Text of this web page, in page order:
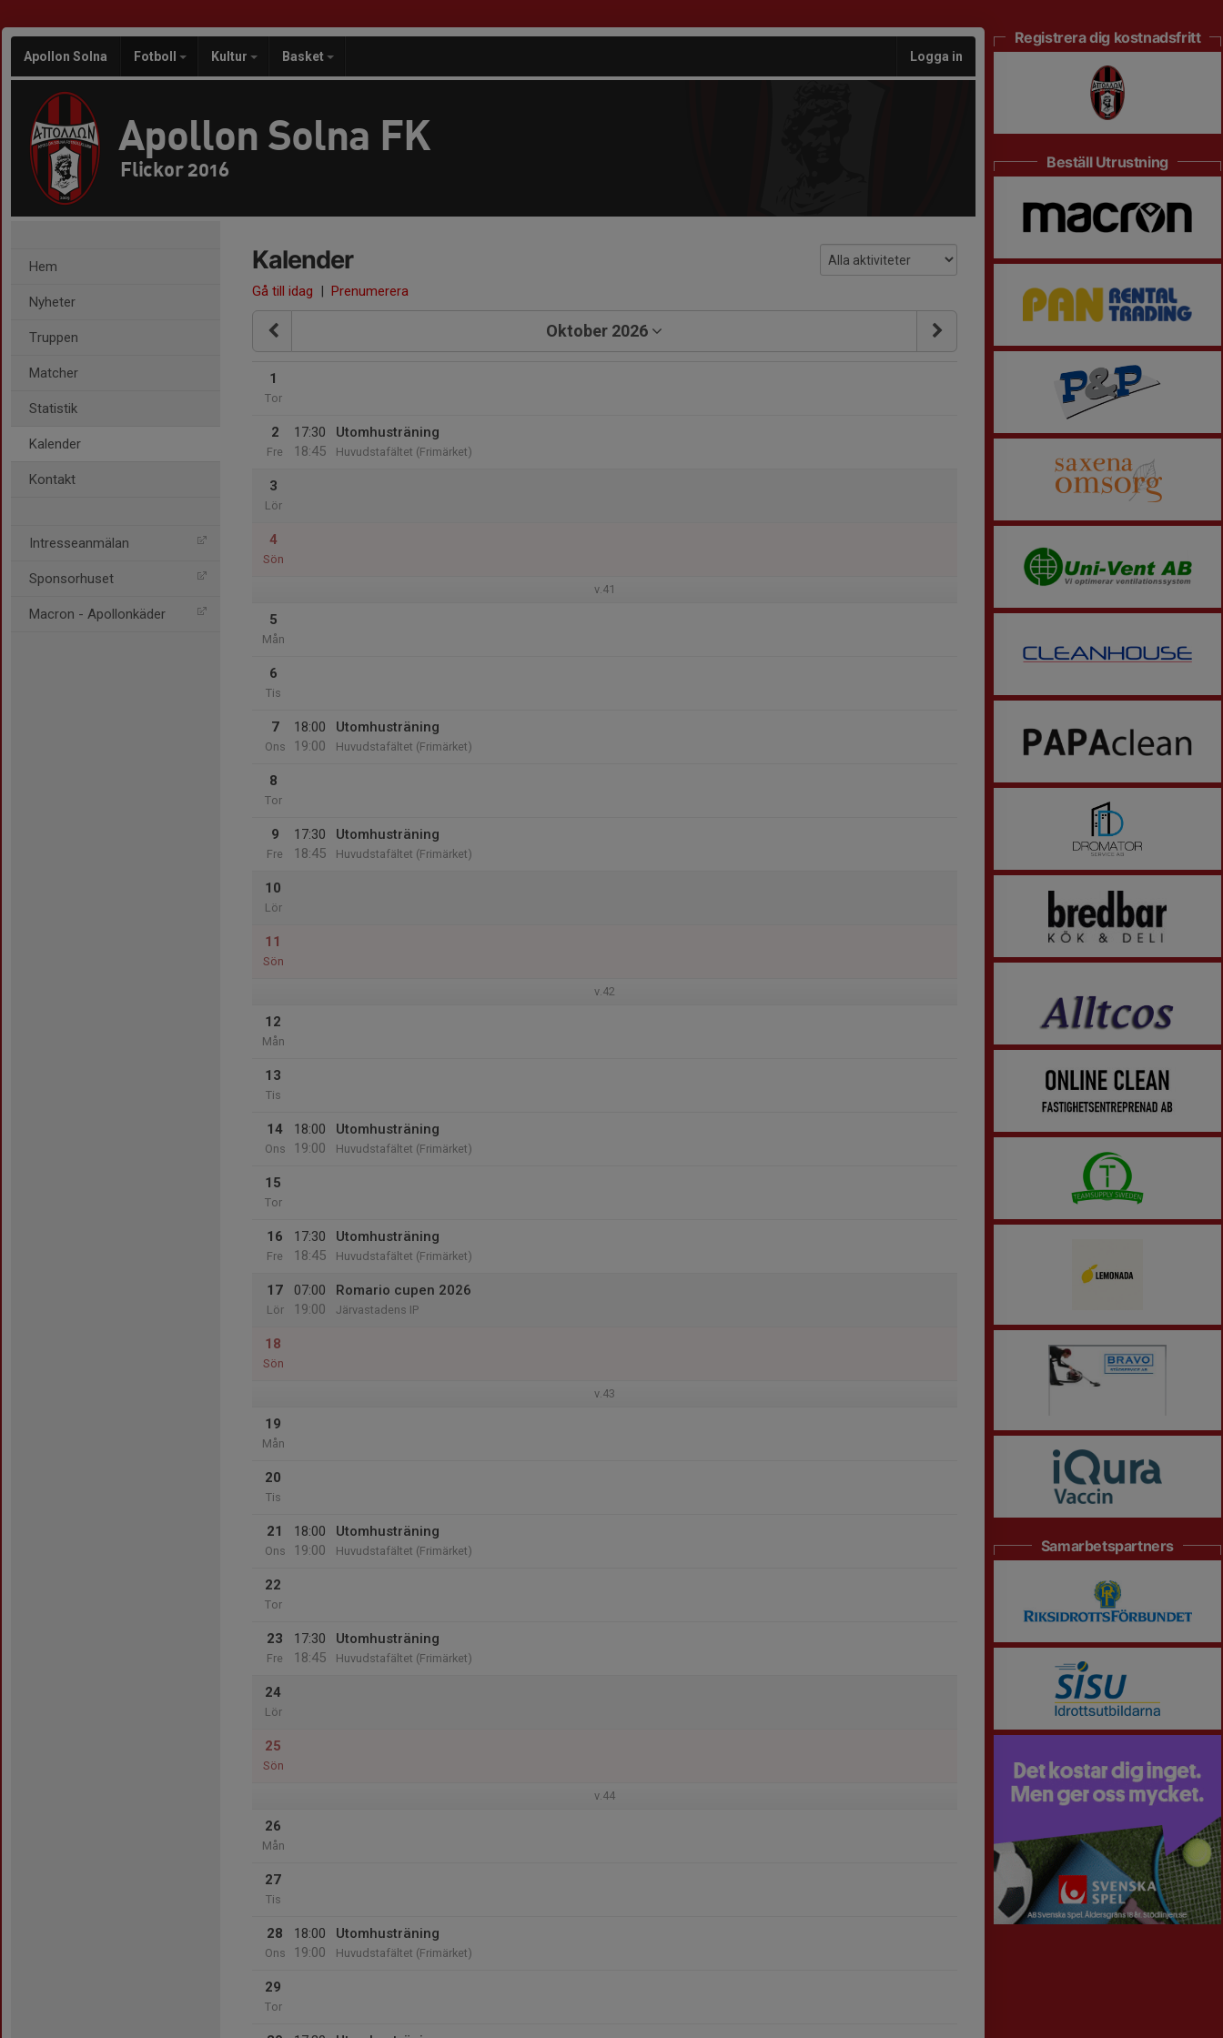
Apollon Solna Fotboll Kultur Basket Logga in
Apollon Solna FK
Flickor 2016
Hem
Nyheter
Truppen
Matcher
Statistik
Kalender
Kontakt
Intresseanmälan
Sponsorhuset
Macron - Apollonkäder
Kalender
Gå till idag | Prenumerera
Oktober 2026
1
Tor
2
Fre
17:30
18:45
Utomhusträning
Huvudstafältet (Frimärket)
3
Lör
4
Sön
v.41
5
Mån
6
Tis
7
Ons
18:00
19:00
Utomhusträning
Huvudstafältet (Frimärket)
8
Tor
9
Fre
17:30
18:45
Utomhusträning
Huvudstafältet (Frimärket)
10
Lör
11
Sön
v.42
12
Mån
13
Tis
14
Ons
18:00
19:00
Utomhusträning
Huvudstafältet (Frimärket)
15
Tor
16
Fre
17:30
18:45
Utomhusträning
Huvudstafältet (Frimärket)
17
Lör
07:00
19:00
Romario cupen 2026
Järvastadens IP
18
Sön
v.43
19
Mån
20
Tis
21
Ons
18:00
19:00
Utomhusträning
Huvudstafältet (Frimärket)
22
Tor
23
Fre
17:30
18:45
Utomhusträning
Huvudstafältet (Frimärket)
24
Lör
25
Sön
v.44
26
Mån
27
Tis
28
Ons
18:00
19:00
Utomhusträning
Huvudstafältet (Frimärket)
29
Tor
Registrera dig kostnadsfritt
Beställ Utrustning
Samarbetspartners